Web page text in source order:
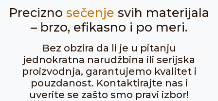
Precizno sečenje svih materijala
– brzo, efikasno i po meri.
Bez obzira da li je u pitanju
jednokratna narudžbina ili serijska
proizvodnja, garantujemo kvalitet i
pouzdanost. Kontaktirajte nas i
uverite se zašto smo pravi izbor!